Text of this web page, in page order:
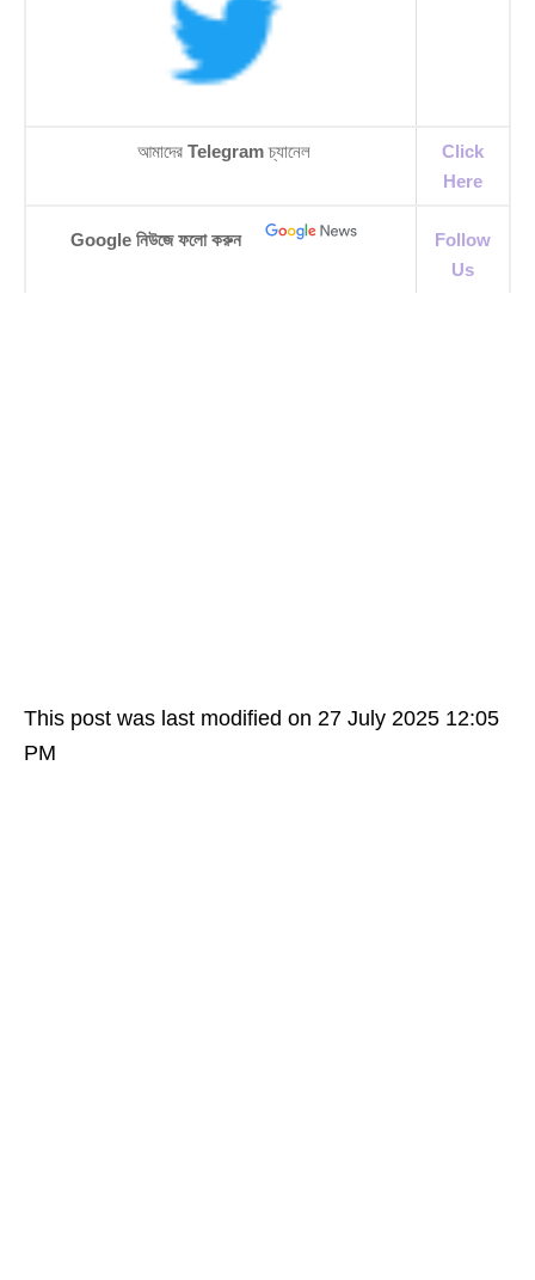
আমাদের Telegramচ্যানেল
Click
Here
Google নিউজে ফলো করুন
Follow
Us
This post was last modified on 27 July 2025 12:05
PM